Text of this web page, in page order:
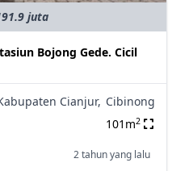
juta
Bojong Gede. Cicil
Cianjur, Cibinong
101m2
2 tahun yang lalu